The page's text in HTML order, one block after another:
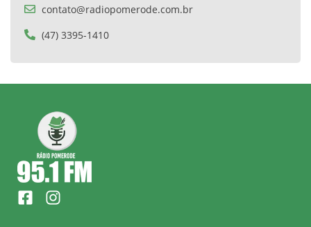
contato@radiopomerode.com.br
(47) 3395-1410
F
a
I
n